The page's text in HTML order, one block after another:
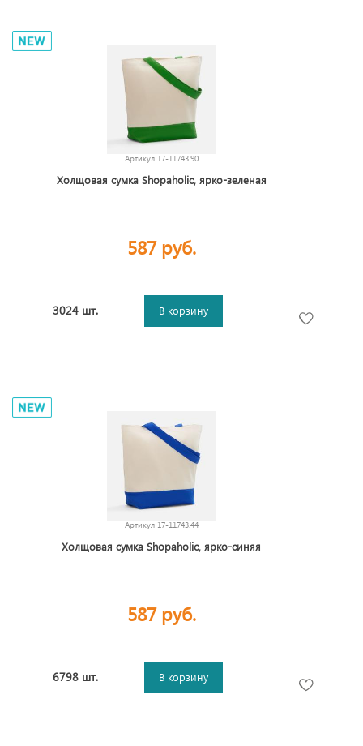
Артикул 17-11743.90
Холщовая сумка Shopaholic, ярко-зеленая
587 руб.
3024 шт. В корзину
Артикул 17-11743.44
Холщовая сумка Shopaholic, ярко-синяя
587 руб.
6798 шт. В корзину